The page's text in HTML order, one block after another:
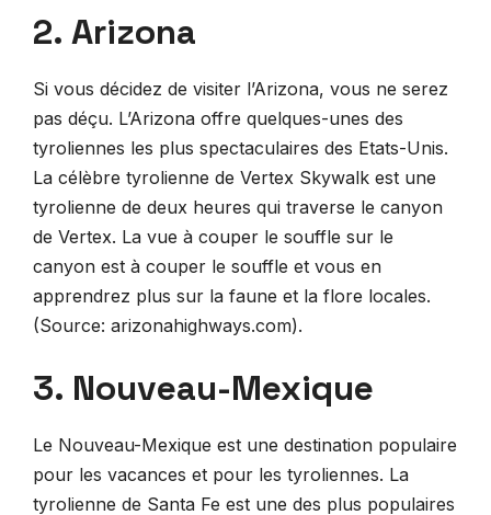
2. Arizona
Si vous décidez de visiter l’Arizona, vous ne serez
pas déçu. L’Arizona offre quelques-unes des
tyroliennes les plus spectaculaires des Etats-Unis.
La célèbre tyrolienne de Vertex Skywalk est une
tyrolienne de deux heures qui traverse le canyon
de Vertex. La vue à couper le souffle sur le
canyon est à couper le souffle et vous en
apprendrez plus sur la faune et la flore locales.
(Source: arizonahighways.com).
3. Nouveau-Mexique
Le Nouveau-Mexique est une destination populaire
pour les vacances et pour les tyroliennes. La
tyrolienne de Santa Fe est une des plus populaires